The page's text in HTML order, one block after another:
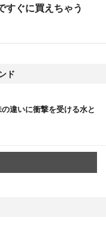
すぐに買えちゃう
ド
違いに衝撃を受ける水と